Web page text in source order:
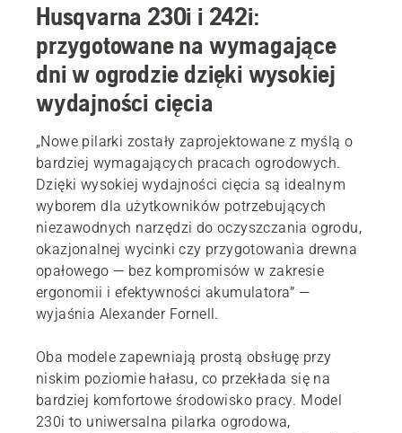
Husqvarna 230i i 242i:
przygotowane na wymagające
dni w ogrodzie dzięki wysokiej
wydajności cięcia
„Nowe pilarki zostały zaprojektowane z myślą o
bardziej wymagających pracach ogrodowych.
Dzięki wysokiej wydajności cięcia są idealnym
wyborem dla użytkowników potrzebujących
niezawodnych narzędzi do oczyszczania ogrodu,
okazjonalnej wycinki czy przygotowania drewna
opałowego — bez kompromisów w zakresie
ergonomii i efektywności akumulatora” —
wyjaśnia Alexander Fornell.
Oba modele zapewniają prostą obsługę przy
niskim poziomie hałasu, co przekłada się na
bardziej komfortowe środowisko pracy. Model
230i to uniwersalna pilarka ogrodowa,